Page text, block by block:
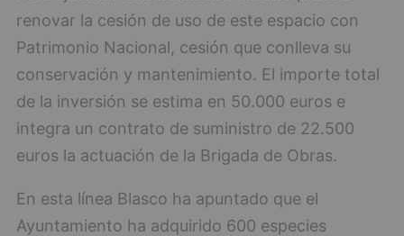
renovar la cesión de uso de este espacio con
Patrimonio Nacional, cesión que conlleva su
conservación y mantenimiento. El importe total
de la inversión se estima en 50.000 euros e
integra un contrato de suministro de 22.500
euros la actuación de la Brigada de Obras.
En esta línea Blasco ha apuntado que el
Ayuntamiento ha adquirido 600 especies